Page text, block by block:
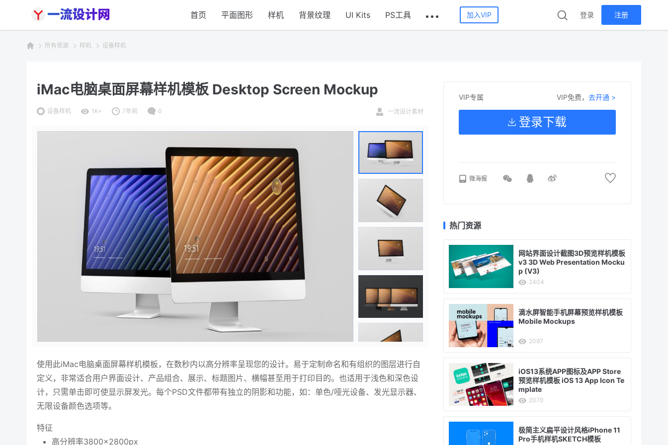
首页 平面图形 样机 背景纹理 UI Kits PS工具 加入VIP 登录 注册
所有资源 样机 设备样机
iMac电脑桌面屏幕样机模板 Desktop Screen Mockup
设备样机 1K+ 7年前 0 一流设计素材
使用此iMac电脑桌面屏幕样机模板，在数秒内以高分辨率呈现您的设计。易于定制命名和有组织的图层进行自
定义，非常适合用户界面设计、产品组合、展示、标题图片、横幅甚至用于打印目的。也适用于浅色和深色设
计，只需单击即可使显示屏发光。每个PSD文件都带有独立的阴影和功能，如：单色/哑光设备、发光显示器、
无限设备颜色选项等。
特征
高分辨率3800×2800px
VIP专属 VIP免费，去开通 >
登录下载
微海报
热门资源
网站界面设计截图3D预览样机模板
v3 3D Web Presentation Mocku
p (V3)
2404
滴水屏智能手机屏幕预览样机模板
Mobile Mockups
2097
iOS13系统APP图标及APP Store
预览样机模板 iOS 13 App Icon Te
mplate
2070
极简主义扁平设计风格iPhone 11
Pro手机样机SKETCH模板